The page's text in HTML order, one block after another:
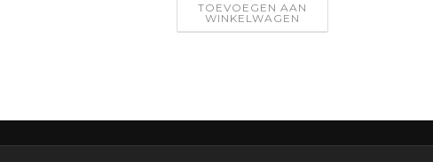
TOEVOEGEN AAN
WINKELWAGEN